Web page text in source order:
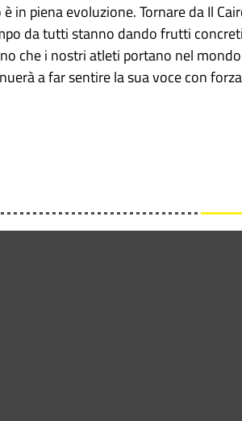
in piena evoluzione. Tornare da Il
da tutti stanno dando frutti
che i nostri atleti portano nel
a far sentire la sua voce con